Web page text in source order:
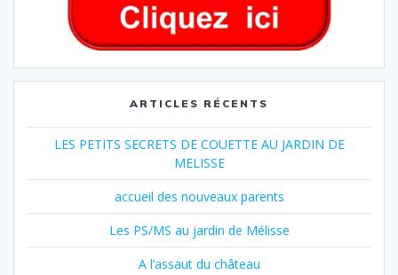
ARTICLES RÉCENTS
LES PETITS SECRETS DE COUETTE AU JARDIN DE
MELISSE
accueil des nouveaux parents
Les PS/MS au jardin de Mélisse
A l’assaut du château